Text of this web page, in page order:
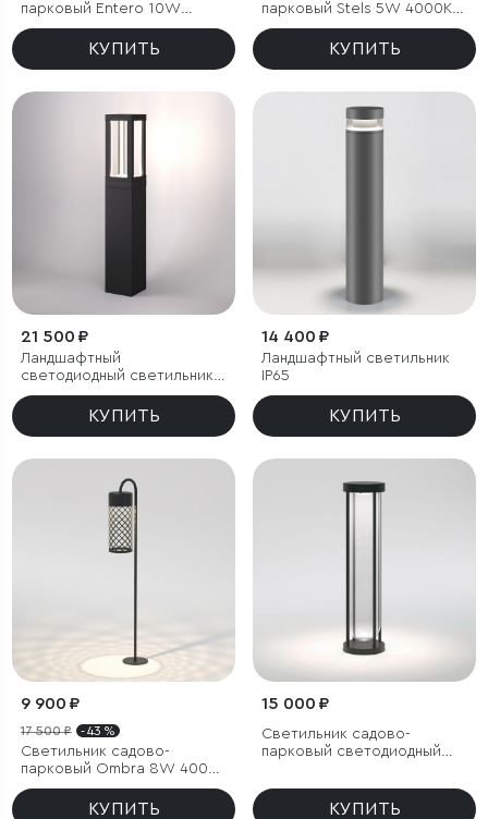
парковый Entero 10W
черный 4000К
КУПИТЬ
парковый Stels 5W 4000K
черный
КУПИТЬ
21 500 ₽
Ландшафтный
светодиодный светильник
Frame LED IP54
КУПИТЬ
14 400 ₽
Ландшафтный светильник
IP65
КУПИТЬ
9 900 ₽
17 500 ₽ - 43 %
Светильник садово-
парковый Ombra 8W 4000K
черный
КУПИТЬ
15 000 ₽
Светильник садово-
парковый светодиодный
КУПИТЬ